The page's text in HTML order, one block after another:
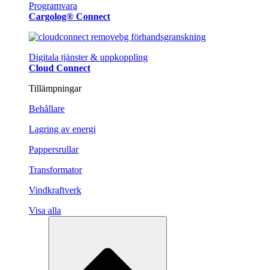
Programvara
Cargolog® Connect
Digitala tjänster & uppkoppling
Cloud Connect
Tillämpningar
Behållare
Lagring av energi
Pappersrullar
Transformator
Vindkraftverk
Visa alla